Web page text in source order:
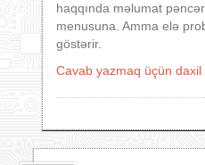
haqqında məlumat
menusuna. Amma elə
göstərir.
Cavab yazmaq üçün daxil